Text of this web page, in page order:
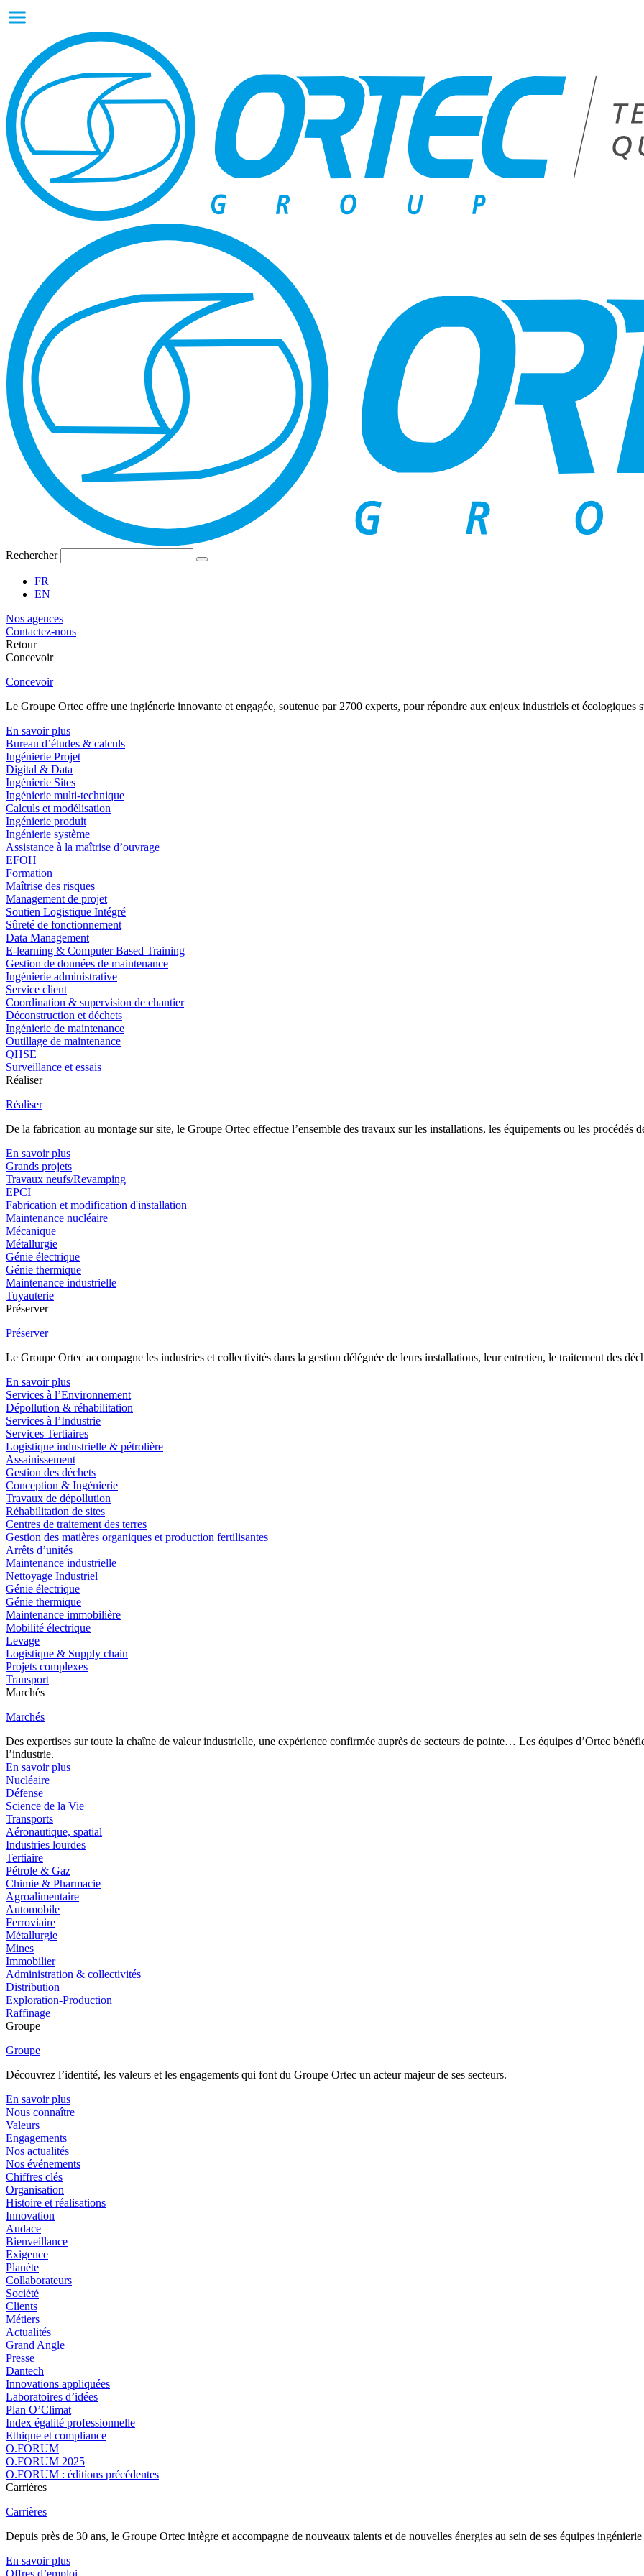
Rechercher
FR
EN
Nos agences
Contactez-nous
Retour
Concevoir
Concevoir
Le Groupe Ortec offre une ingiénerie innovante et engagée, soutenue par 2700 experts, pour répondre aux enjeux industriels et écologiques
En savoir plus
Bureau d’études & calculs
Ingénierie Projet
Digital & Data
Ingénierie Sites
Ingénierie multi-technique
Calculs et modélisation
Ingénierie produit
Ingénierie système
Assistance à la maîtrise d’ouvrage
EFOH
Formation
Maîtrise des risques
Management de projet
Soutien Logistique Intégré
Sûreté de fonctionnement
Data Management
E-learning & Computer Based Training
Gestion de données de maintenance
Ingénierie administrative
Service client
Coordination & supervision de chantier
Déconstruction et déchets
Ingénierie de maintenance
Outillage de maintenance
QHSE
Surveillance et essais
Réaliser
Réaliser
De la fabrication au montage sur site, le Groupe Ortec effectue l’ensemble des travaux sur les installations, les équipements ou les procédés
En savoir plus
Grands projets
Travaux neufs/Revamping
EPCI
Fabrication et modification d'installation
Maintenance nucléaire
Mécanique
Métallurgie
Génie électrique
Génie thermique
Maintenance industrielle
Tuyauterie
Préserver
Préserver
Le Groupe Ortec accompagne les industries et collectivités dans la gestion déléguée de leurs installations, leur entretien, le traitement des
En savoir plus
Services à l’Environnement
Dépollution & réhabilitation
Services à l’Industrie
Services Tertiaires
Logistique industrielle & pétrolière
Assainissement
Gestion des déchets
Conception & Ingénierie
Travaux de dépollution
Réhabilitation de sites
Centres de traitement des terres
Gestion des matières organiques et production fertilisantes
Arrêts d’unités
Maintenance industrielle
Nettoyage Industriel
Génie électrique
Génie thermique
Maintenance immobilière
Mobilité électrique
Levage
Logistique & Supply chain
Projets complexes
Transport
Marchés
Marchés
Des expertises sur toute la chaîne de valeur industrielle, une expérience confirmée auprès de secteurs de pointe… Les équipes d’Ortec
l’industrie.
En savoir plus
Nucléaire
Défense
Science de la Vie
Transports
Aéronautique, spatial
Industries lourdes
Tertiaire
Pétrole & Gaz
Chimie & Pharmacie
Agroalimentaire
Automobile
Ferroviaire
Métallurgie
Mines
Immobilier
Administration & collectivités
Distribution
Exploration-Production
Raffinage
Groupe
Groupe
Découvrez l’identité, les valeurs et les engagements qui font du Groupe Ortec un acteur majeur de ses secteurs.
En savoir plus
Nous connaître
Valeurs
Engagements
Nos actualités
Nos événements
Chiffres clés
Organisation
Histoire et réalisations
Innovation
Audace
Bienveillance
Exigence
Planète
Collaborateurs
Société
Clients
Métiers
Actualités
Grand Angle
Presse
Dantech
Innovations appliquées
Laboratoires d’idées
Plan O’Climat
Index égalité professionnelle
Ethique et compliance
O.FORUM
O.FORUM 2025
O.FORUM : éditions précédentes
Carrières
Carrières
Depuis près de 30 ans, le Groupe Ortec intègre et accompagne de nouveaux talents et de nouvelles énergies au sein de ses équipes
En savoir plus
Offres d’emploi